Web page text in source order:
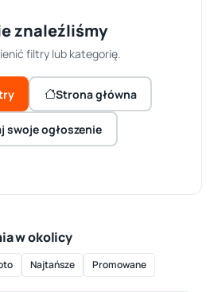
znaleźliśmy
filtry lub kategorię.
Strona główna
swoje ogłoszenie
w okolicy
Najtańsze Promowane